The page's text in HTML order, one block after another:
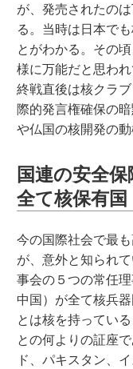
が、発売されたの
る。当時は日本で
とがわかる。その
様に万能だと思わ
終戦直後は核クラ
際的発言権確保の
や仏国の核開発の
国連の安全
全て核保有国
今の国際社会で最
が、意外と知られ
事会の５つの常任
中国）が全て核兵
とは核を持ってい
との何よりの証座
ド、パキスタン、